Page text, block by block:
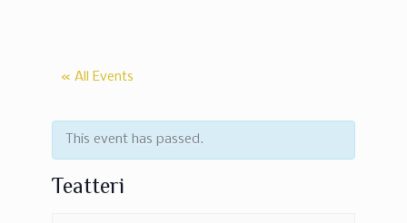
« All Events
This event has passed.
Teatteri